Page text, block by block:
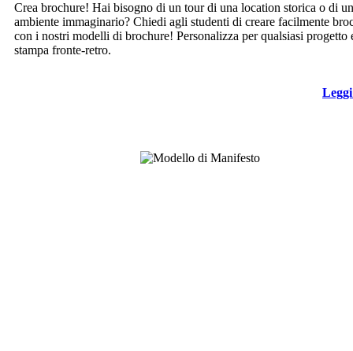
Crea brochure! Hai bisogno di un tour di una location storica o di un
ambiente immaginario? Chiedi agli studenti di creare facilmente
con i nostri modelli di brochure! Personalizza per qualsiasi progetto
stampa fronte-retro.